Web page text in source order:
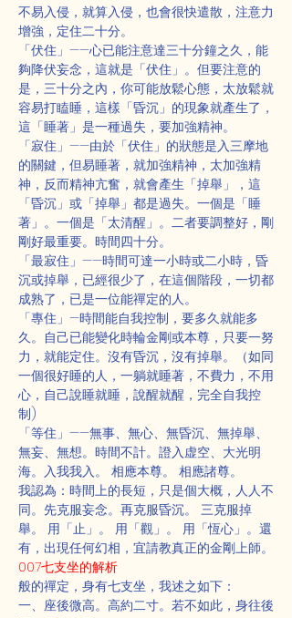
不易入侵，就算入侵，也會很快遣散，注意力
增強，定住二十分。
「伏住」——心已能注意達三十分鐘之久，能
夠降伏妄念，這就是「伏住」。但要注意的
是，三十分之內，你可能放鬆心態，太放鬆就
容易打瞌睡，這樣「昏沉」的現象就產生了，
這「睡著」是一種過失，要加強精神。
「寂住」——由於「伏住」的狀態是入三摩地
的關鍵，但易睡著，就加強精神，太加強精
神，反而精神亢奮，就會產生「掉舉」，這
「昏沉」或「掉舉」都是過失。一個是「睡
著」。一個是「太清醒」。二者要調整好，剛
剛好最重要。時間四十分。
「最寂住」——時間可達一小時或二小時，昏
沉或掉舉，已經很少了，在這個階段，一切都
成熟了，已是一位能禪定的人。
「專住」—時間能自我控制，要多久就能多
久。自己已能變化時輪金剛或本尊，只要一努
力，就能定住。沒有昏沉，沒有掉舉。（如同
一個很好睡的人，一躺就睡著，不費力，不用
心，自己說睡就睡，說醒就醒，完全自我控
制)
「等住」——無事、無心、無昏沉、無掉舉、
無妄、無想。時間不計。證入虚空、大光明
海。入我我入。 相應本尊。 相應諸尊。
我認為：時間上的長短，只是個大概，人人不
同。先克服妄念。再克服昏沉。 三克服掉
舉。 用「止」。 用「觀」。 用「恆心」。還
有，出現任何幻相，宜請教真正的金剛上師。
007七支坐的解析
般的禪定，身有七支坐，我述之如下：
一、座後微高。高約二寸。若不如此，身往後